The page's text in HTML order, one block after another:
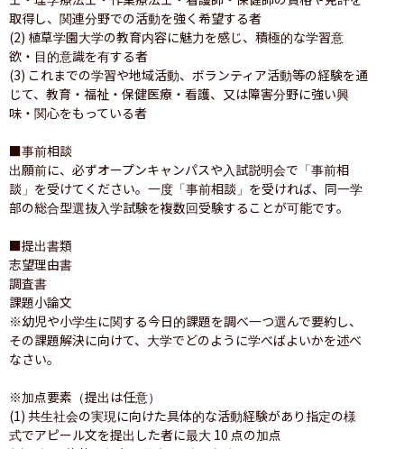
取得し、関連分野での活動を強く希望する者
(2) 植草学園大学の教育内容に魅力を感じ、積極的な学習意
欲・目的意識を有する者
(3) これまでの学習や地域活動、ボランティア活動等の経験を通
じて、教育・福祉・保健医療・看護、又は障害分野に強い興
味・関心をもっている者
■事前相談
出願前に、必ずオープンキャンパスや入試説明会で「事前相
談」を受けてください。一度「事前相談」を受ければ、同一学
部の総合型選抜入学試験を複数回受験することが可能です。
■提出書類
志望理由書
調査書
課題小論文
※幼児や小学生に関する今日的課題を調べ一つ選んで要約し、
その課題解決に向けて、大学でどのように学べばよいかを述べ
なさい。
※加点要素（提出は任意）
(1) 共生社会の実現に向けた具体的な活動経験があり指定の様
式でアピール文を提出した者に最大 10 点の加点